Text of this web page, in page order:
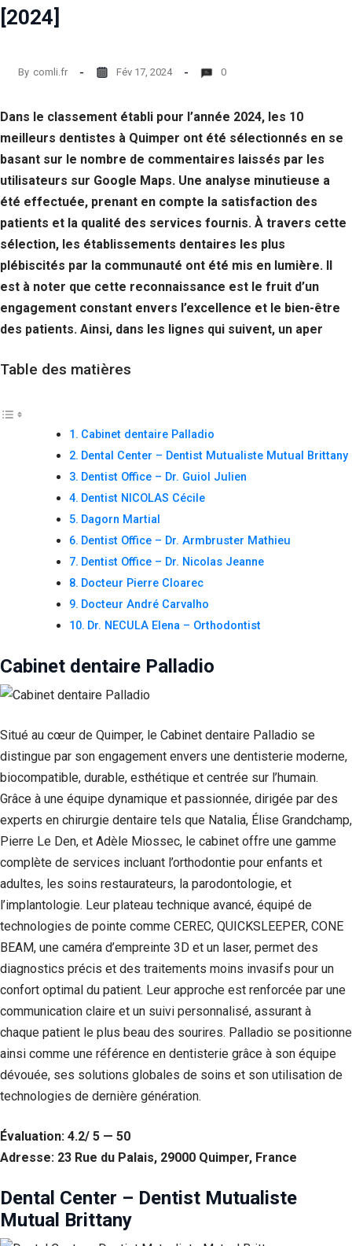
[2024]
By comli.fr Fév 17, 2024 0
Dans le classement établi pour l’année 2024, les 10
meilleurs dentistes à Quimper ont été sélectionnés en se
basant sur le nombre de commentaires laissés par les
utilisateurs sur Google Maps. Une analyse minutieuse a
été effectuée, prenant en compte la satisfaction des
patients et la qualité des services fournis. À travers cette
sélection, les établissements dentaires les plus
plébiscités par la communauté ont été mis en lumière. Il
est à noter que cette reconnaissance est le fruit d’un
engagement constant envers l’excellence et le bien-être
des patients. Ainsi, dans les lignes qui suivent, un aper
Table des matières
Cabinet dentaire Palladio
Dental Center – Dentist Mutualiste Mutual Brittany
Dentist Office – Dr. Guiol Julien
Dentist NICOLAS Cécile
Dagorn Martial
Dentist Office – Dr. Armbruster Mathieu
Dentist Office – Dr. Nicolas Jeanne
Docteur Pierre Cloarec
Docteur André Carvalho
Dr. NECULA Elena – Orthodontist
Cabinet dentaire Palladio
Situé au cœur de Quimper, le Cabinet dentaire Palladio se
distingue par son engagement envers une dentisterie moderne,
biocompatible, durable, esthétique et centrée sur l’humain.
Grâce à une équipe dynamique et passionnée, dirigée par des
experts en chirurgie dentaire tels que Natalia, Élise Grandchamp,
Pierre Le Den, et Adèle Miossec, le cabinet offre une gamme
complète de services incluant l’orthodontie pour enfants et
adultes, les soins restaurateurs, la parodontologie, et
l’implantologie. Leur plateau technique avancé, équipé de
technologies de pointe comme CEREC, QUICKSLEEPER, CONE
BEAM, une caméra d’empreinte 3D et un laser, permet des
diagnostics précis et des traitements moins invasifs pour un
confort optimal du patient. Leur approche est renforcée par une
communication claire et un suivi personnalisé, assurant à
chaque patient le plus beau des sourires. Palladio se positionne
ainsi comme une référence en dentisterie grâce à son équipe
dévouée, ses solutions globales de soins et son utilisation de
technologies de dernière génération.
Évaluation: 4.2/ 5 — 50
Adresse: 23 Rue du Palais, 29000 Quimper, France
Dental Center – Dentist Mutualiste
Mutual Brittany